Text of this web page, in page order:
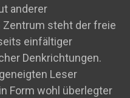
anderer
steht der freie
einfältiger
Denkrichtungen.
Leser
Form wohl überlegter